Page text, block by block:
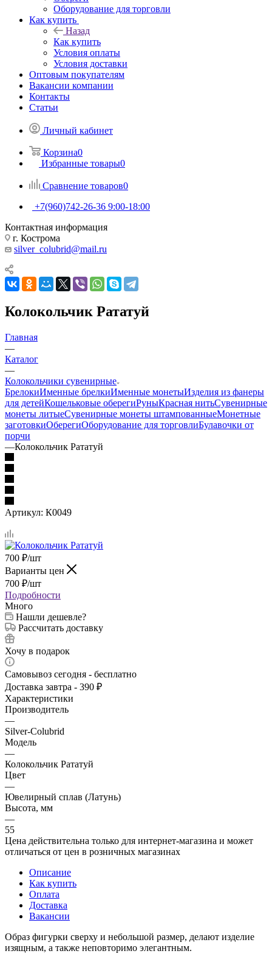
Оборудование для торговли
Как купить
Назад
Как купить
Условия оплаты
Условия доставки
Оптовым покупателям
Вакансии компании
Контакты
Статьи
Личный кабинет
Корзина0
Избранные товары0
Сравнение товаров0
+7(960)742-26-36 9:00-18:00
Контактная информация
г. Кострома
silver_colubrid@mail.ru
Колокольчик Рататуй
Главная
—
Каталог
—
Колокольчики сувенирные
БрелокиИменные брелкиИменные монетыИзделия из фанеры
для детейКошельковые оберегиРуныКрасная нитьСувенирные
монеты литыеСувенирные монеты штампованныеМонетные
заготовкиОберегиОборудование для торговлиБулавочки от
порчи
—Колокольчик Рататуй
Артикул: К0049
700 ₽/шт
Варианты цен
700 ₽/шт
Подробности
Много
Нашли дешевле?
Рассчитать доставку
Хочу в подарок
Самовывоз сегодня - бесплатно
Доставка завтра - 390 ₽
Характеристики
Производитель
—
Silver-Colubrid
Модель
—
Колокольчик Рататуй
Цвет
—
Ювелирный сплав (Латунь)
Высота, мм
—
55
Цена действительна только для интернет-магазина и может
отличаться от цен в розничных магазинах
Описание
Как купить
Оплата
Доставка
Вакансии
Образ фигурки сверху и небольшой размер, делают изделие
изящным, а также неповторимо элегантным.